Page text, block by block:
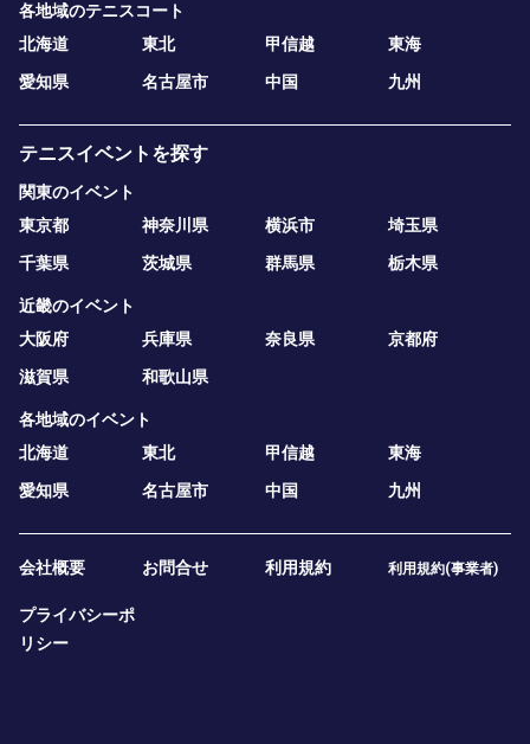
各地域のテニスコート
北海道
東北 甲信越
東海
愛知県
名古屋市 中国 九州
テニスイベントを探す
関東のイベント
東京都
神奈川県 横浜市
埼玉県
千葉県
茨城県 群馬県 栃木県
近畿のイベント
大阪府
兵庫県 奈良県
京都府
滋賀県
和歌山県
各地域のイベント
北海道
東北 甲信越
東海
愛知県
名古屋市 中国 九州
会社概要 お問合せ 利用規約 利用規約(事業者)
プライバシーポ
リシー